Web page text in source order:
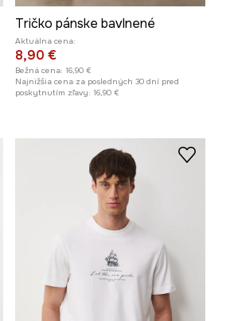
Tričko pánske bavlnené
Aktuálna cena:
8,90 €
Bežná cena: 16,90 €
Najnižšia cena za posledných 30 dní pred
poskytnutím zľavy: 16,90 €